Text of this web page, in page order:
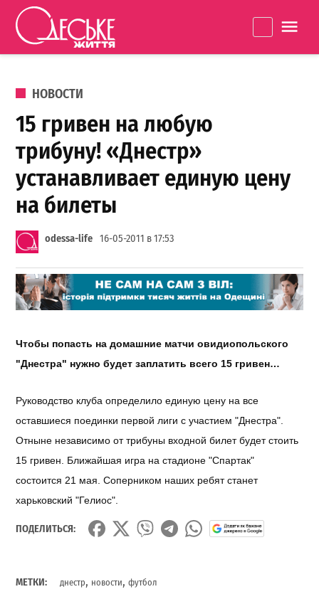
Перейти к содержанию
життя
ОПУБЛИКОВАНО В
НОВОСТИ
15 гривен на любую
трибуну! «Днестр»
устанавливает единую цену
на билеты
odessa-life 16-05-2011 в 17:53
Чтобы попасть на домашние матчи овидиопольского
"Днестра" нужно будет заплатить всего 15 гривен…
Руководство клуба определило единую цену на все
оставшиеся поединки первой лиги с участием "Днестра".
Отныне независимо от трибуны входной билет будет стоить
15 гривен. Ближайшая игра на стадионе "Спартак"
состоится 21 мая. Соперником наших ребят станет
харьковский "Гелиос".
ПОДЕЛИТЬСЯ:
МЕТКИ: днестр, новости,футбол